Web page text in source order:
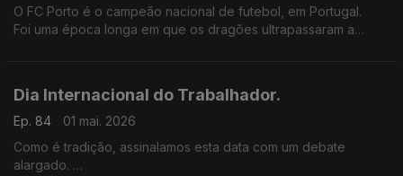
O FC Porto é o campeão nacional de futebol, em Portugal.
Foi uma época longa em que os dragões ultrapassaram a
Dia Internacional do Trabalhador.
Ep. 84
01 mai. 2026
Como é tradição, assinalamos esta data com um debate
alargado.